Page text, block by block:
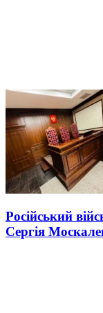
Російський
Сергія